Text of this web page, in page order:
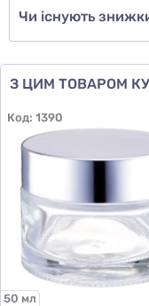
Чи існують
З ЦИМ ТОВАРОМ
Код: 1390
50 мл